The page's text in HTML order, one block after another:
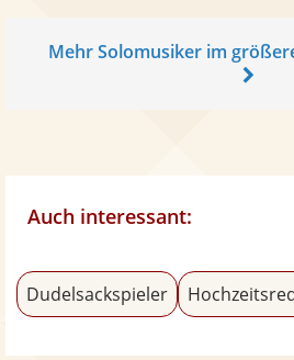
Mehr Solomusiker im
Auch interessant:
Dudelsackspieler